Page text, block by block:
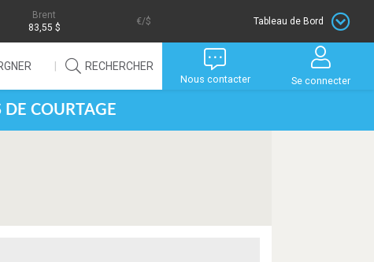
Brent
83,55 $
/$ Tableau de Bord
RECHERCHER
Nous contacter Se connecter
DE COURTAGE